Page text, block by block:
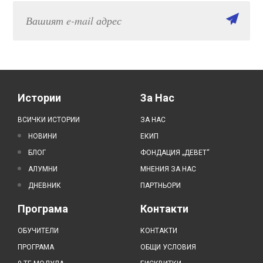
Истории
ВСИЧКИ ИСТОРИИ
НОВИНИ
БЛОГ
АЛУМНИ
ДНЕВНИК
За Нас
ЗА НАС
ЕКИП
ФОНДАЦИЯ „ДЕВЕТ“
МНЕНИЯ ЗА НАС
ПАРТНЬОРИ
Програма
ОБУЧИТЕЛИ
ПРОГРАМА
Контакти
КОНТАКТИ
ОБЩИ УСЛОВИЯ